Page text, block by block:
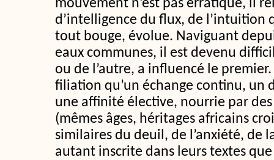
mouvement n’est pas erratique, il
d’intelligence du flux, de l’intuition
tout bouge, évolue. Naviguant
eaux communes, il est devenu
ou de l’autre, a influencé le
filiation qu’un échange continu, un
une affinité élective, nourrie par
(mêmes âges, héritages africains
similaires du deuil, de l’anxiété, de
autant inscrite dans leurs textes